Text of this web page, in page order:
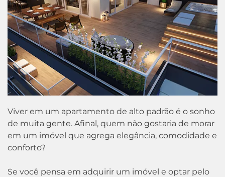
Viver em um apartamento de alto padrão é o sonho
de muita gente. Afinal, quem não gostaria de morar
em um imóvel que agrega elegância, comodidade e
conforto?
Se você pensa em adquirir um imóvel e optar pelo